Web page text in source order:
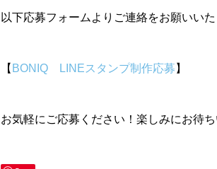
以下応募フォームよりご連絡をお願いい
【 BONIQ LINEスタンプ制作応募 】
お気軽にご応募ください！楽しみにお待